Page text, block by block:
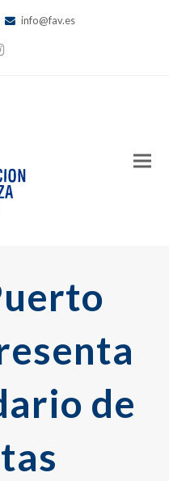
info@fav.es
de